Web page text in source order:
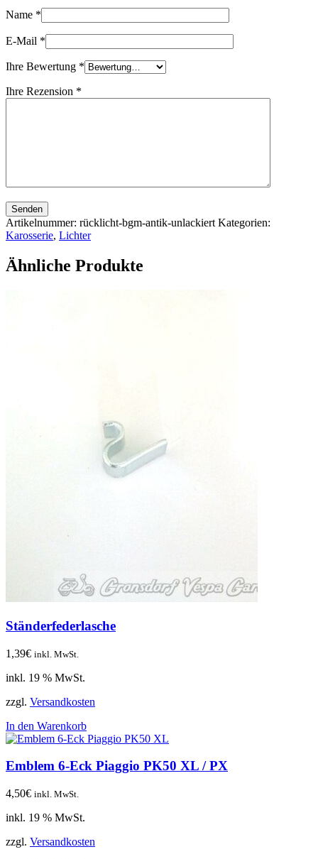
Name *
E-Mail *
Ihre Bewertung *
Ihre Rezension *
Senden
Artikelnummer: rücklicht-bgm-antik-unlackiert Kategorien:
Karosserie, Lichter
Ähnliche Produkte
Ständerfederlasche
1,39€ inkl. MwSt.
inkl. 19 % MwSt.
zzgl. Versandkosten
In den Warenkorb
Emblem 6-Eck Piaggio PK50 XL / PX
4,50€ inkl. MwSt.
inkl. 19 % MwSt.
zzgl. Versandkosten